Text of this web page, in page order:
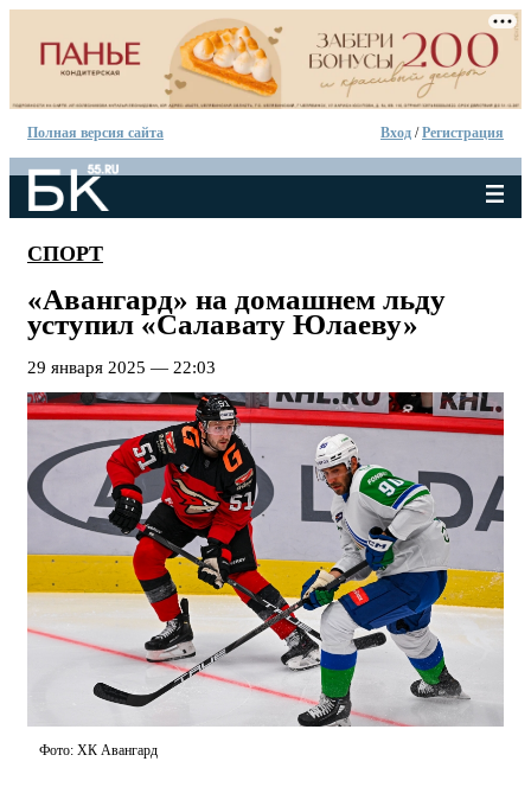
Полная версия сайта Вход /Регистрация
СПОРТ
«Авангард» на домашнем льду
уступил «Салавату Юлаеву»
29 января 2025 — 22:03
Фото: ХК Авангард